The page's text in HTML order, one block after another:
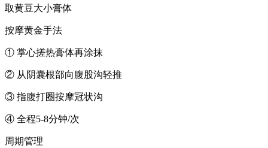
取黄豆大小膏体
‌按摩黄金手法
① 掌心搓热膏体再涂抹
② 从阴囊根部向腹股沟轻推
③ 指腹打圈按摩冠状沟
④ 全程5-8分钟/次
‌周期管理‌